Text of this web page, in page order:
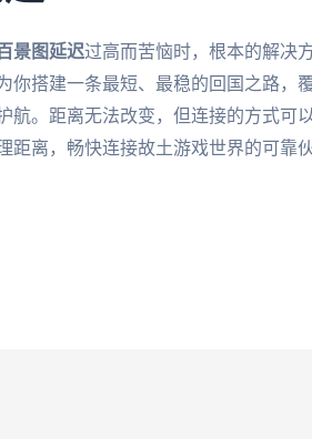
景图延迟过高而苦恼时，根本的解决
你搭建一条最短、最稳的回国之路，
航。距离无法改变，但连接的方式可
距离，畅快连接故土游戏世界的可靠